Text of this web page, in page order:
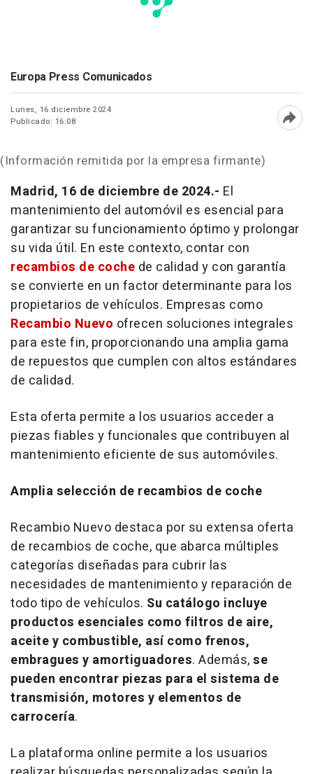
Europa Press Comunicados
Lunes, 16 diciembre 2024
Publicado: 16:08
(Información remitida por la empresa firmante)
Madrid, 16 de diciembre de 2024.- El
mantenimiento del automóvil es esencial para
garantizar su funcionamiento óptimo y prolongar
su vida útil. En este contexto, contar con
recambios de coche de calidad y con garantía
se convierte en un factor determinante para los
propietarios de vehículos. Empresas como
Recambio Nuevo ofrecen soluciones integrales
para este fin, proporcionando una amplia gama
de repuestos que cumplen con altos estándares
de calidad.
Esta oferta permite a los usuarios acceder a
piezas fiables y funcionales que contribuyen al
mantenimiento eficiente de sus automóviles.
Amplia selección de recambios de coche
Recambio Nuevo destaca por su extensa oferta
de recambios de coche, que abarca múltiples
categorías diseñadas para cubrir las
necesidades de mantenimiento y reparación de
todo tipo de vehículos. Su catálogo incluye
productos esenciales como filtros de aire,
aceite y combustible, así como frenos,
embragues y amortiguadores. Además,se
pueden encontrar piezas para el sistema de
transmisión, motores y elementos de
carrocería.
La plataforma online permite a los usuarios